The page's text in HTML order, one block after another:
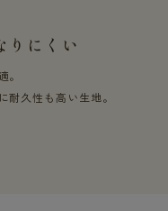
りにくい
久性も高い生地。